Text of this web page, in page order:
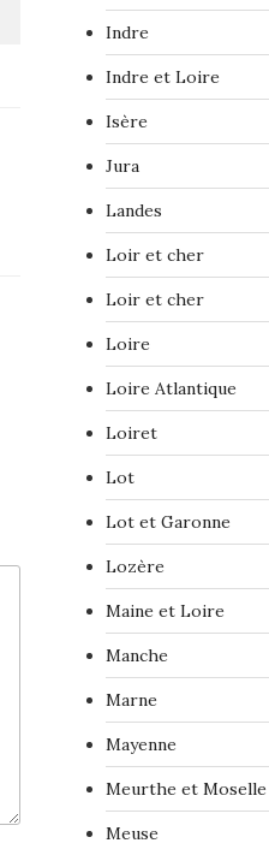
Indre
Indre et Loire
Isère
Jura
Landes
Loir et cher
Loir et cher
Loire
Loire Atlantique
Loiret
Lot
Lot et Garonne
Lozère
Maine et Loire
Manche
Marne
Mayenne
Meurthe et Moselle
Meuse